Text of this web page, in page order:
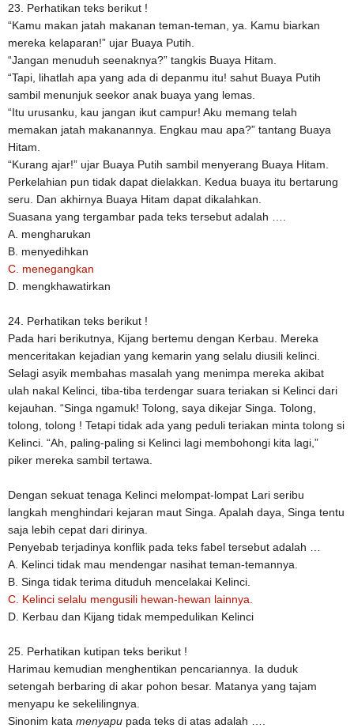
23. Perhatikan teks berikut !
“Kamu makan jatah makanan teman-teman, ya. Kamu biarkan
mereka kelaparan!” ujar Buaya Putih.
“Jangan menuduh seenaknya?” tangkis Buaya Hitam.
“Tapi, lihatlah apa yang ada di depanmu itu! sahut Buaya Putih
sambil menunjuk seekor anak buaya yang lemas.
“Itu urusanku, kau jangan ikut campur! Aku memang telah
memakan jatah makanannya. Engkau mau apa?” tantang Buaya
Hitam.
“Kurang ajar!” ujar Buaya Putih sambil menyerang Buaya Hitam.
Perkelahian pun tidak dapat dielakkan. Kedua buaya itu bertarung
seru. Dan akhirnya Buaya Hitam dapat dikalahkan.
Suasana yang tergambar pada teks tersebut adalah ….
A. mengharukan
B. menyedihkan
C. menegangkan
D. mengkhawatirkan
24. Perhatikan teks berikut !
Pada hari berikutnya, Kijang bertemu dengan Kerbau. Mereka
menceritakan kejadian yang kemarin yang selalu diusili kelinci.
Selagi asyik membahas masalah yang menimpa mereka akibat
ulah nakal Kelinci, tiba-tiba terdengar suara teriakan si Kelinci dari
kejauhan. “Singa ngamuk! Tolong, saya dikejar Singa. Tolong,
tolong, tolong ! Tetapi tidak ada yang peduli teriakan minta tolong si
Kelinci. “Ah, paling-paling si Kelinci lagi membohongi kita lagi,”
piker mereka sambil tertawa.
Dengan sekuat tenaga Kelinci melompat-lompat Lari seribu
langkah menghindari kejaran maut Singa. Apalah daya, Singa tentu
saja lebih cepat dari dirinya.
Penyebab terjadinya konflik pada teks fabel tersebut adalah …
A. Kelinci tidak mau mendengar nasihat teman-temannya.
B. Singa tidak terima dituduh mencelakai Kelinci.
C. Kelinci selalu mengusili hewan-hewan lainnya.
D. Kerbau dan Kijang tidak mempedulikan Kelinci
25. Perhatikan kutipan teks berikut !
Harimau kemudian menghentikan pencariannya. Ia duduk
setengah berbaring di akar pohon besar. Matanya yang tajam
menyapu ke sekelilingnya.
Sinonim kata menyapu pada teks di atas adalah ….